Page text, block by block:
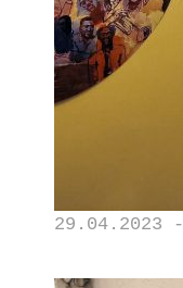
29.04.2023 -